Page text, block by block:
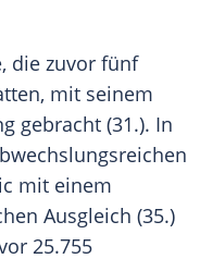
die zuvor fünf
mit seinem
gebracht (31.). In
mit einem
Ausgleich (35.)
25.755